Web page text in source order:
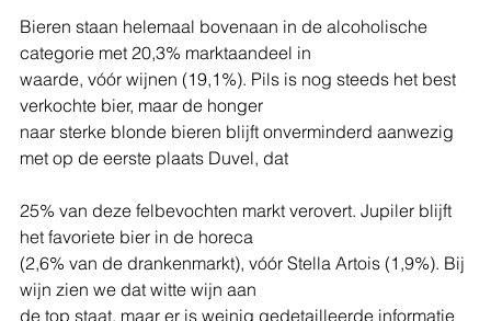
Bieren staan helemaal bovenaan in de alcoholische
categorie met 20,3% marktaandeel in
waarde, vóór wijnen (19,1%). Pils is nog steeds het best
verkochte bier, maar de honger
naar sterke blonde bieren blijft onverminderd aanwezig
met op de eerste plaats Duvel, dat
25% van deze felbevochten markt verovert. Jupiler blijft
het favoriete bier in de horeca
(2,6% van de drankenmarkt), vóór Stella Artois (1,9%). Bij
wijn zien we dat witte wijn aan
de top staat, maar er is weinig gedetailleerde informatie